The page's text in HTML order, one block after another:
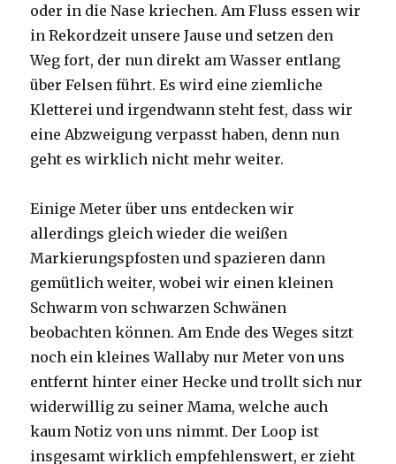
oder in die Nase kriechen. Am Fluss essen wir
in Rekordzeit unsere Jause und setzen den
Weg fort, der nun direkt am Wasser entlang
über Felsen führt. Es wird eine ziemliche
Kletterei und irgendwann steht fest, dass wir
eine Abzweigung verpasst haben, denn nun
geht es wirklich nicht mehr weiter.
Einige Meter über uns entdecken wir
allerdings gleich wieder die weißen
Markierungspfosten und spazieren dann
gemütlich weiter, wobei wir einen kleinen
Schwarm von schwarzen Schwänen
beobachten können. Am Ende des Weges sitzt
noch ein kleines Wallaby nur Meter von uns
entfernt hinter einer Hecke und trollt sich nur
widerwillig zu seiner Mama, welche auch
kaum Notiz von uns nimmt. Der Loop ist
insgesamt wirklich empfehlenswert, er zieht